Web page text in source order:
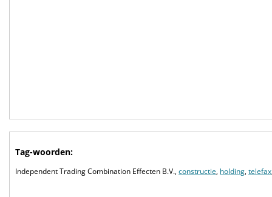
Tag-woorden:
Independent Trading Combination Effecten B.V., constructie, holding, telefax